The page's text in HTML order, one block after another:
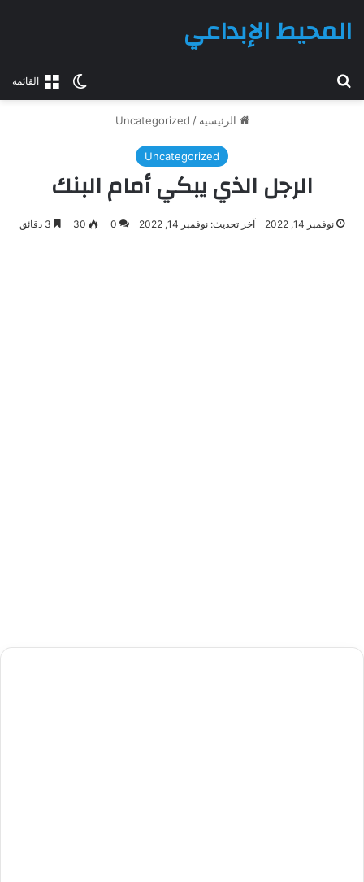
القائمةالوضع
المحيط الإبداعي
الرئيسية /
Uncategorized
Uncategorized
الرجل الذي يبكي أمام البنك
نوفمبر 14, 2022 آخر تحديث: نوفمبر 14, 2022 0
30